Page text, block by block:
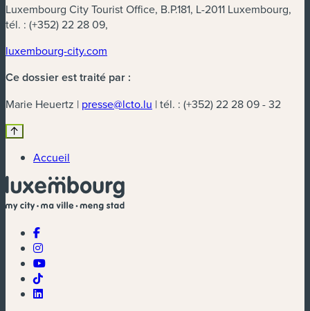
Luxembourg City Tourist Office, B.P.181, L-2011 Luxembourg,
tél. : (+352) 22 28 09,
luxembourg-city.com
Ce dossier est traité par :
Marie Heuertz | presse@lcto.lu | tél. : (+352) 22 28 09 - 32
Accueil